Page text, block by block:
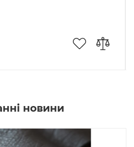
новини